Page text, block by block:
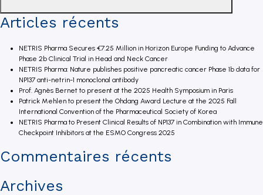
Articles récents
NETRIS Pharma Secures €7.25 Million in Horizon Europe Funding to Advance
Phase 2b Clinical Trial in Head and Neck Cancer
NETRIS Pharma: Nature publishes positive pancreatic cancer Phase 1b data for
NP137 anti-netrin-1 monoclonal antibody
Prof. Agnès Bernet to present at the 2025 Health Symposium in Paris
Patrick Mehlen to present the Ohdang Award Lecture at the 2025 Fall
International Convention of the Pharmaceutical Society of Korea
NETRIS Pharma to Present Clinical Results of NP137 in Combination with Immune
Checkpoint Inhibitors at the ESMO Congress 2025
Commentaires récents
Archives